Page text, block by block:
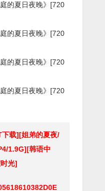
载][姐弟的夏夜/
1.9G][韩语中
光]